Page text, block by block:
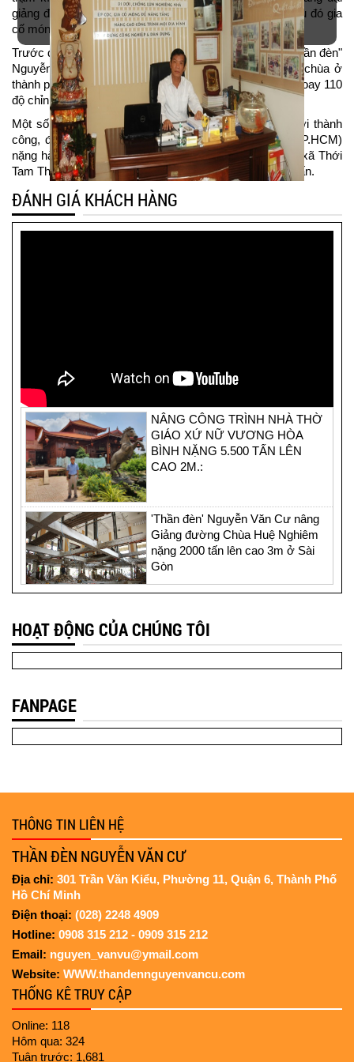
giảng đường này. Giai đoạn 1 sẽ nâng cao 1,5 mét, sau đó gia
cố móng cột và nâng tiếp phần còn lại.
Trước đó, tháng 5/2017 báo giới trong nước cho hay, "thần đèn"
Nguyễn Văn Cư đã dịch chuyển thành công một ngôi chùa ở
thành phố Tân An, tỉnh Long An nặng 3.200 tấn đi 40m, xoay 110
độ chỉnh lại hướng chùa.
Một số công trình chùa khác cũng được ông Cư di dời thành
công, đó là chánh điện chùa Phước Thiện (quận 7, TP.HCM)
nặng hàng trăm tấn và cổng tam quan một ngôi chùa ở xã Thới
Tam Thôn (huyện Hóc Môn, TP.HCM) nặng khoảng 25 tấn.
ĐÁNH GIÁ KHÁCH HÀNG
NÂNG CÔNG TRÌNH NHÀ THỜ
GIÁO XỨ NỮ VƯƠNG HÒA
BÌNH NẶNG 5.500 TẤN LÊN
CAO 2M.:
'Thần đèn' Nguyễn Văn Cư nâng
Giảng đường Chùa Huệ Nghiêm
nặng 2000 tấn lên cao 3m ở Sài
Gòn
nhà thờ 4.000 tấn lên cao 2 mét ở
Sài Gòn
Văn Cư nâng ngôi nhà rường
Di dời chính điện 70 tuổi của chùa
Diệu Đế
Nâng công tienh
HOẠT ĐỘNG CỦA CHÚNG TÔI
FANPAGE
THÔNG TIN LIÊN HỆ
THẦN ĐÈN NGUYỄN VĂN CƯ
Địa chỉ: 301 Trần Văn Kiểu, Phường 11, Quận 6, Thành Phố
Hồ Chí Minh
Điện thoại: (028) 2248 4909
Hotline: 0908 315 212 - 0909 315 212
Email: nguyen_vanvu@ymail.com
Website: WWW.thandennguyenvancu.com
THỐNG KÊ TRUY CẬP
Online: 118
Hôm qua: 324
Tuân trước: 1,681